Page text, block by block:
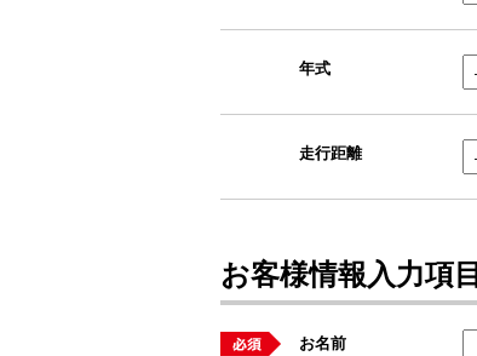
年式
走行距離
お客様情報入力項目
お名前